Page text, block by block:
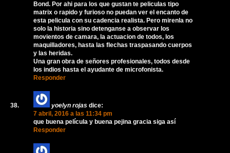
Bond. Por ahi para los que gustan te peliculas tipo
matrix o rapido y furioso no puedan ver el encanto de
esta pelicula con su cadencia realista. Pero mirenla no
solo la historia sino detenganse a observar los
movientos de camara, la actuacion de todos, los
maquilladores, hasta las flechas traspasando cuerpos
y las heridas.
Una gran obra de señores profesionales, todos desde
los indios hasta el ayudante de microfonista.
Responder
yoelyn rojas dice:
7 abril, 2016 a las 11:34 pm
que buena película y buena pejina gracia siga así
Responder